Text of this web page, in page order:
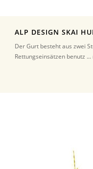
ALP DESIGN SKAI
Der Gurt besteht aus zwei
Rettungseinsätzen benutz ...